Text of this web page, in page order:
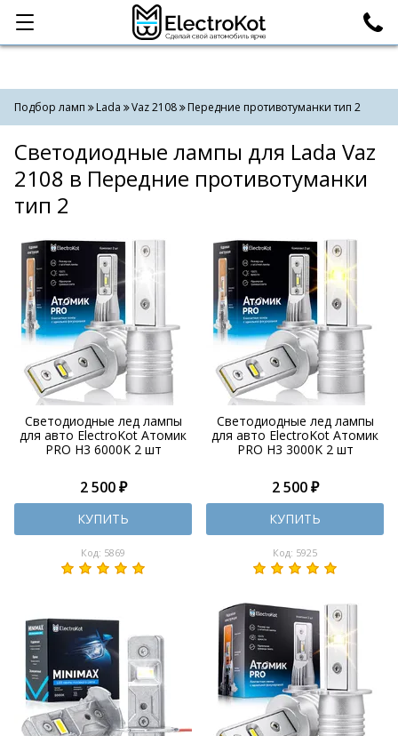
Категории Поиск
Подбор ламп Lada Vaz 2108 Передние противотуманки тип 2
Светодиодные лампы для Lada Vaz
2108 в Передние противотуманки
тип 2
Светодиодные лед лампы
для авто ElectroKot Атомик
PRO H3 6000K 2 шт
2 500 ₽
КУПИТЬ
Код: 5869
Светодиодные лед лампы
для авто ElectroKot Атомик
PRO H3 3000K 2 шт
2 500 ₽
КУПИТЬ
Код: 5925